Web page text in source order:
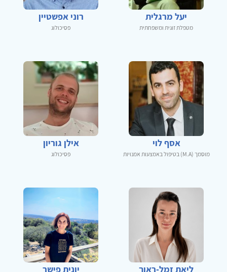
יעל מרגלית
מטפלת זוגית ומשפחתית
רוני אפשטיין
פסיכולוג
אסף לוי
מוסמך (M.A) בטיפול באמצעות אמנויות
אילן גוריון
פסיכולוג
ליאת זמל-ראוך יונית פישר